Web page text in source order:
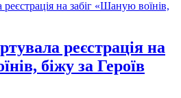
реєстрація на
біжу за Героїв